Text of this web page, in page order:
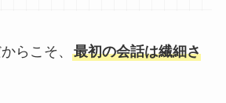
らこそ、
最初の会話は繊細さ